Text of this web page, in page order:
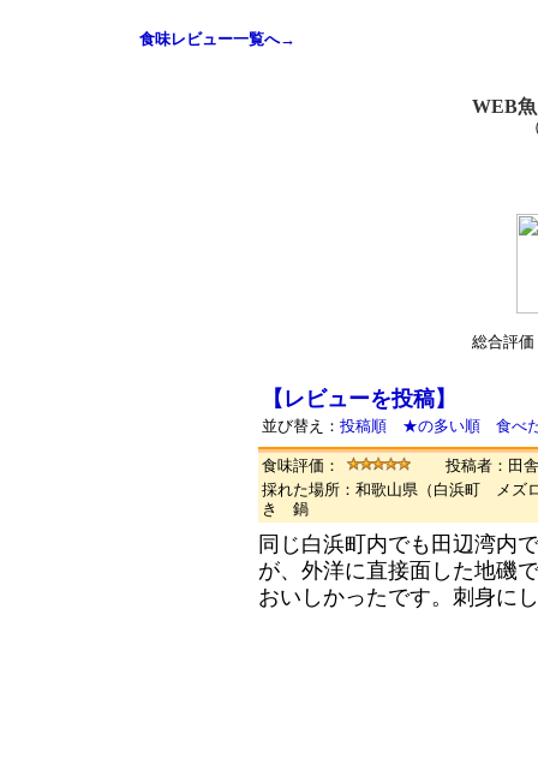
食味レビュー一覧へ→
WEB
総合評価
【レビューを投稿】
並び替え： 投稿順 ★の多い順 食べ
食味評価：
投稿者：田
採れた場所：和歌山県（白浜町
き 鍋
同じ白浜町内でも田辺湾内
が、外洋に直接面した地磯
おいしかったです。刺身に